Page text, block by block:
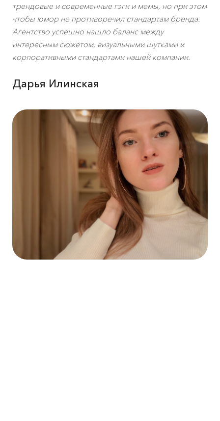
трендовые и современные гэги и мемы, но при этом
чтобы юмор не противоречил стандартам бренда.
Агентство успешно нашло баланс между
интересным сюжетом, визуальными шутками и
корпоративными стандартами нашей компании.
Дарья Илинская